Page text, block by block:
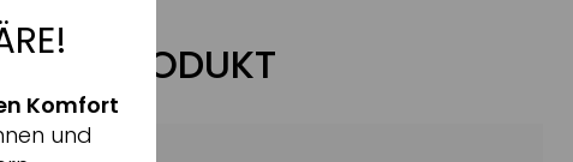
PRODUKT
Komfort
und